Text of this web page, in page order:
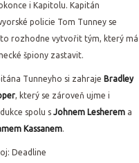
i Kapitolu. Kapitán
policie Tom Tunney se
rozhodne vytvořit tým, který má
špiony zastavit.
Tunneyho si zahraje Bradley
, který se zároveň ujme i
spolu s Johnem Lesherem a
Kassanem.
Deadline